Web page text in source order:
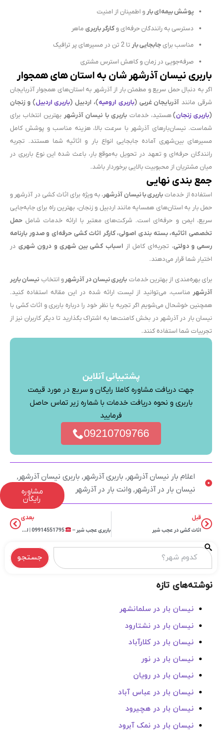
پوشش بیمه‌ای بار و اطمینان از امنیت
دسترسی به رانندگان حرفه‌ای وکارگر باربری ماهر
مناسب برایجابجایی بار تا 2 تن در مسیرهای پر ترافیک
صرفه‌جویی در زمان و کاهش استرس مشتری
باربری نیسان آذرشهر شان به استان های همجوار
اگر به دنبال حمل سریع و مطمئن بار از آذرشهر به استان‌های همجوار آذربایجان
شرقی مانند آذربایجان غربی (باربری ارومیه)، اردبیل (باربری اردبیل) و زنجان
(باربری زنجان)هستید، خدماتباربری با نیسان آذرشهر بهترین انتخاب برای
شماست. نیسان‌بارهای آذرشهر با سرعت بالا، هزینه مناسب و پوشش کامل
مسیرهای بین‌شهری آماده جابجایی انواع بار و اثاثیه شما هستند. تجربه
رانندگان حرفه‌ای و تعهد در تحویل به‌موقع بار، باعث شده این نوع باربری در
میان مشتریان از محبوبیت بالایی برخوردار باشد.
جمع بندی نهایی
استفاده از خدماتباربری با نیسان آذرشهر، به ویژه برای اثاث کشی در آذرشهر و
حمل بار به استان‌های همسایه مانند اردبیل و زنجان، بهترین راه برای جابه‌جایی
سریع، ایمن و حرفه‌ای است. شرکت‌های معتبر با ارائه خدمات شامل حمل
تخصصی اثاثیه، بسته بندی اصولی، کارگر اثاث کشی حرفه‌ای و صدور بارنامه
رسمی و دولتی، تجربه‌ای کامل از اسباب کشی بین شهری و درون شهریدر
اختیار شما قرار می‌دهند.
برای بهره‌مندی از بهترین خدمات باربری نیسان در آذرشهر و انتخاب نیسان باربر
آذرشهر مناسب، می‌توانید از لیست ارائه شده در این مقاله استفاده کنید.
همچنین خوشحال می‌شویم اگر تجربه یا نظر خود را درباره باربری و اثاث کشی با
نیسان بار در آذرشهر در بخش کامنت‌ها به اشتراک بگذارید تا دیگر کاربران نیز از
تجربیات شما استفاده کنند.
پشتیبانی آنلاین
جهت دریافت مشاوره کاملا رایگان و سریع در مورد قیمت
باربری و نحوه دریافت خدمات با شماره زیر تماس حاصل
فرمایید
09210709766
اعلام بار نیسان آذرشهر, باربری آذرشهر, باربری نیسان آذرشهر,
نیسان بار در آذرشهر, وانت بار در آذرشهر
قبل
اثاث کشی در عجب شیر
بعدی
باربری عجب شیر – 09914551795 | لیست شرکتهای باربری در عجب شیر
جستجو
نوشته‌های تازه
نیسان بار در سلمانشهر
نیسان بار در نشتارود
نیسان بار در کلارآباد
نیسان بار در نور
نیسان بار در رویان
نیسان بار در عباس آباد
نیسان بار در هچیرود
نیسان بار در نمک آبرود
مشاوره
رایگان